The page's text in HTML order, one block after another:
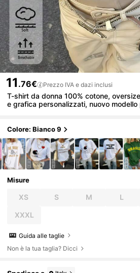
11 .76€ Prezzo IVA e dazi inclusi
T-shirt da donna 100% cotone,
e grafica personalizzati, nuovo modello
Colore: Bianco 9
Misure
XS S M L
XXXL
Guida alle taglie
Non è la tua taglia? Dicci